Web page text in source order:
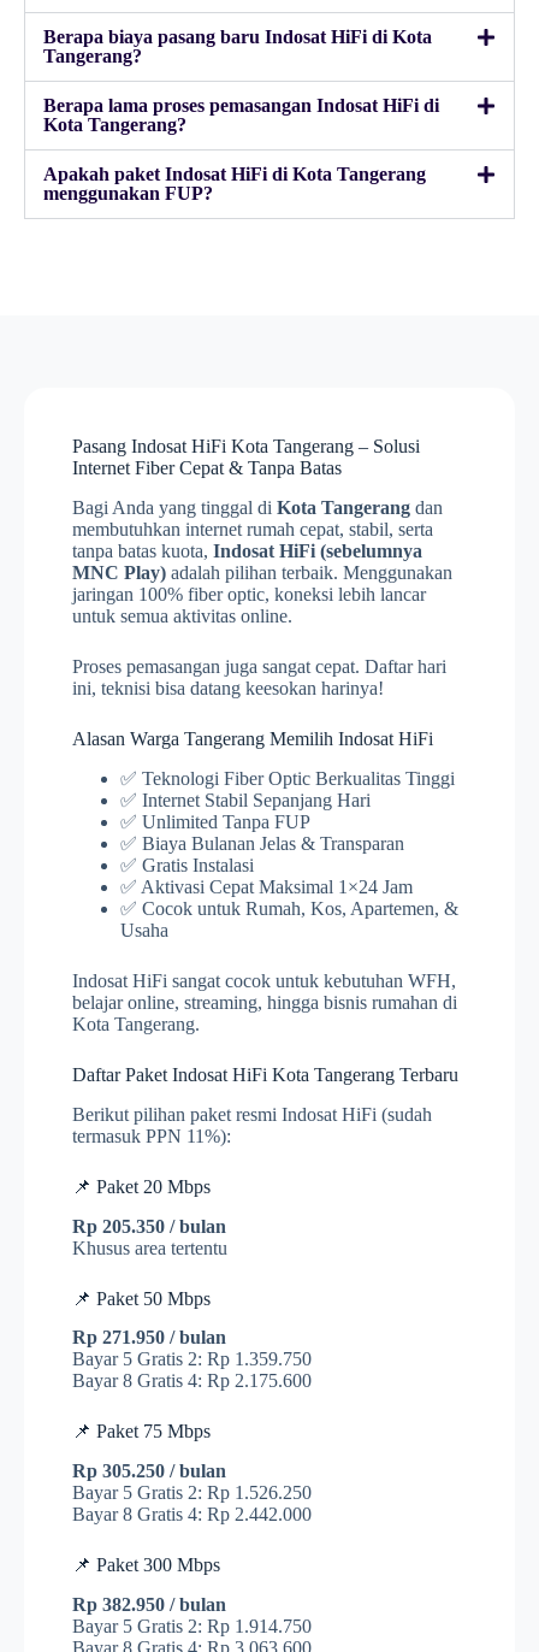
Berapa biaya pasang baru Indosat HiFi di Kota
Tangerang?
Berapa lama proses pemasangan Indosat HiFi di
Kota Tangerang?
Apakah paket Indosat HiFi di Kota Tangerang
menggunakan FUP?
Pasang Indosat HiFi Kota Tangerang – Solusi
Internet Fiber Cepat & Tanpa Batas
Bagi Anda yang tinggal di Kota Tangerang dan
membutuhkan internet rumah cepat, stabil, serta
tanpa batas kuota, Indosat HiFi (sebelumnya
MNC Play) adalah pilihan terbaik. Menggunakan
jaringan 100% fiber optic, koneksi lebih lancar
untuk semua aktivitas online.
Proses pemasangan juga sangat cepat. Daftar hari
ini, teknisi bisa datang keesokan harinya!
Alasan Warga Tangerang Memilih Indosat HiFi
✅ Teknologi Fiber Optic Berkualitas Tinggi
✅ Internet Stabil Sepanjang Hari
✅ Unlimited Tanpa FUP
✅ Biaya Bulanan Jelas & Transparan
✅ Gratis Instalasi
✅ Aktivasi Cepat Maksimal 1×24 Jam
✅ Cocok untuk Rumah, Kos, Apartemen, &
Usaha
Indosat HiFi sangat cocok untuk kebutuhan WFH,
belajar online, streaming, hingga bisnis rumahan di
Kota Tangerang.
Daftar Paket Indosat HiFi Kota Tangerang Terbaru
Berikut pilihan paket resmi Indosat HiFi (sudah
termasuk PPN 11%):
📌 Paket 20 Mbps
Rp 205.350 / bulan
Khusus area tertentu
📌 Paket 50 Mbps
Rp 271.950 / bulan
Bayar 5 Gratis 2: Rp 1.359.750
Bayar 8 Gratis 4: Rp 2.175.600
📌 Paket 75 Mbps
Rp 305.250 / bulan
Bayar 5 Gratis 2: Rp 1.526.250
Bayar 8 Gratis 4: Rp 2.442.000
📌 Paket 300 Mbps
Rp 382.950 / bulan
Bayar 5 Gratis 2: Rp 1.914.750
Bayar 8 Gratis 4: Rp 3.063.600